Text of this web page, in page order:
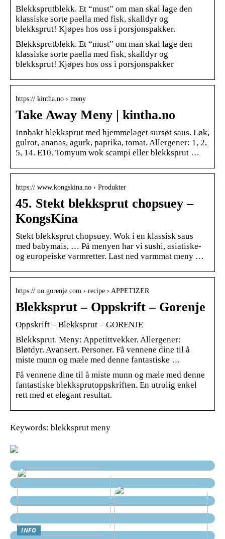
Blekksprutblekk. Et “must” om man skal lage den
klassiske sorte paella med fisk, skalldyr og
blekksprut! Kjøpes hos oss i porsjonspakker.
Blekksprutblekk. Et “must” om man skal lage den
klassiske sorte paella med fisk, skalldyr og
blekksprut! Kjøpes hos oss i porsjonspakker
https:// kintha.no › meny
Take Away Meny | kintha.no
Innbakt blekksprut med hjemmelaget sursøt saus. Løk,
gulrot, ananas, agurk, paprika, tomat. Allergener: 1, 2,
5, 14. E10. Tomyum wok scampi eller blekksprut …
https:// www.kongskina.no › Produkter
45. Stekt blekksprut chopsuey –
KongsKina
Stekt blekksprut chopsuey. Wok i en klassisk saus
med babymais, … På menyen har vi sushi, asiatiske-
og europeiske varmretter. Last ned varmmat meny …
https:// no.gorenje.com › recipe › APPETIZER
Blekksprut – Oppskrift – Gorenje
Oppskrift – Blekksprut – GORENJE
Blekksprut. Meny: Appetittvekker. Allergener:
Bløtdyr. Avansert. Personer. Få vennene dine til å
miste munn og mæle med denne fantastiske …
Få vennene dine til å miste munn og mæle med denne
fantastiske blekksprutoppskriften. En utrolig enkel
rett med et elegant resultat.
Keywords: blekksprut meny
INFO